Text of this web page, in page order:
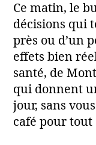
Ce matin, le
décisions qui
près ou d’un
effets bien
santé, de
qui donnent
jour, sans
café pour tout